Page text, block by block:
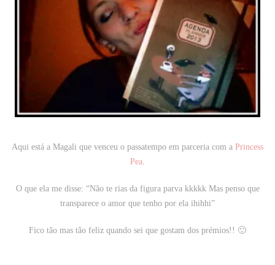
Aqui está a Magali que venceu o passatempo em parceria com a Princess
Pea
O que ela me disse: “Não te rias da figura parva kkkkk Mas penso que
transparece o amor que tenho por ela ihihhi”
Fico tão mas tão feliz quando sei que gostam dos prémios!! 🙂